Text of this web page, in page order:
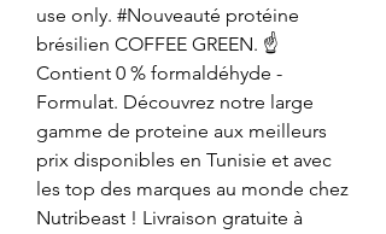
use only. #Nouveauté protéine
brésilien COFFEE GREEN. ☝️
Contient 0 % formaldéhyde -
Formulat. Découvrez notre large
gamme de proteine aux meilleurs
prix disponibles en Tunisie et avec
les top des marques au monde chez
Nutribeast ! Livraison gratuite à